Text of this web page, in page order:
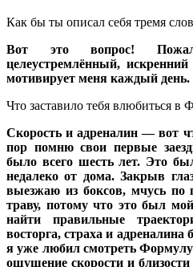
Как бы ты описал себя тремя
Вот это вопрос!
целеустремлённый,
мотивирует меня каждый день.
Что заставило тебя влюбиться в
Скорость и адреналин — вот
пор помню свои первые
было всего шесть лет. Это
недалеко от дома. Закрыв
выезжаю из боксов, мчусь по
траву, потому что это был
найти правильные
восторга, страха и
я уже любил смотреть
ощущение скорости и